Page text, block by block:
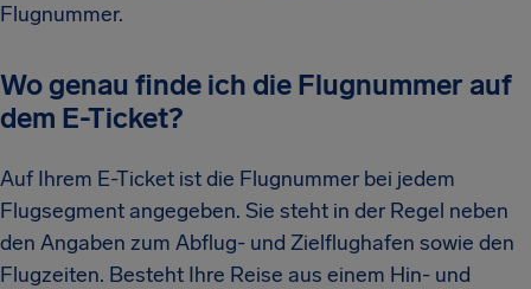
Flugnummer.
Wo genau finde ich die Flugnummer auf
dem E-Ticket?
Auf Ihrem E-Ticket ist die Flugnummer bei jedem
Flugsegment angegeben. Sie steht in der Regel neben
den Angaben zum Abflug- und Zielflughafen sowie den
Flugzeiten. Besteht Ihre Reise aus einem Hin- und